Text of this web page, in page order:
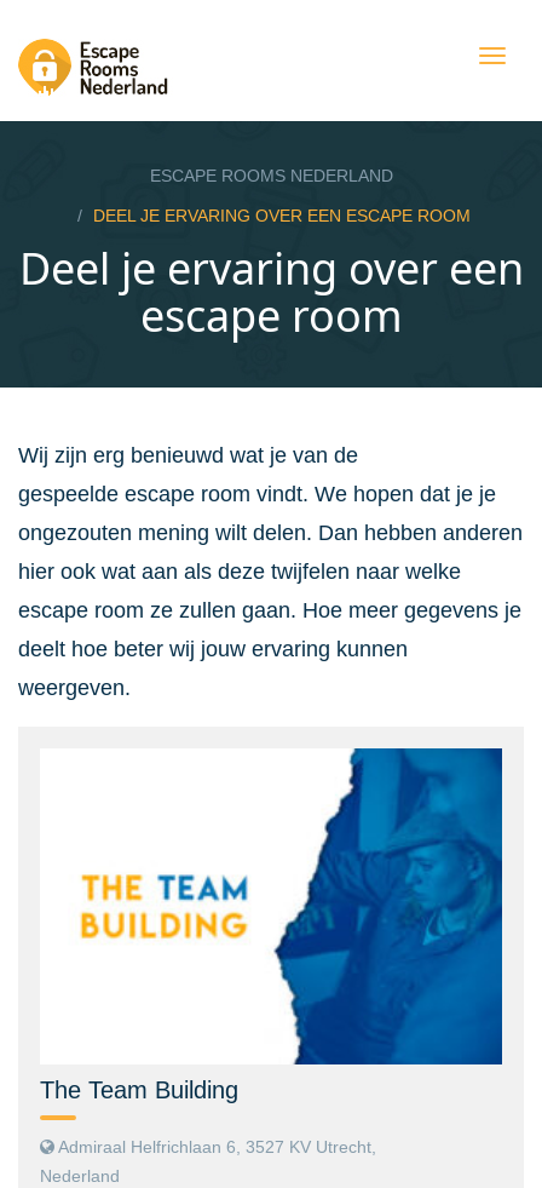
ESCAPE ROOMS NEDERLAND
DEEL JE ERVARING OVER EEN ESCAPE ROOM
Deel je ervaring over een
escape room
Wij zijn erg benieuwd wat je van de
gespeelde escape room vindt. We hopen dat je je
ongezouten mening wilt delen. Dan hebben anderen
hier ook wat aan als deze twijfelen naar welke
escape room ze zullen gaan. Hoe meer gegevens je
deelt hoe beter wij jouw ervaring kunnen
weergeven.
The Team Building
Admiraal Helfrichlaan 6, 3527 KV Utrecht,
Nederland